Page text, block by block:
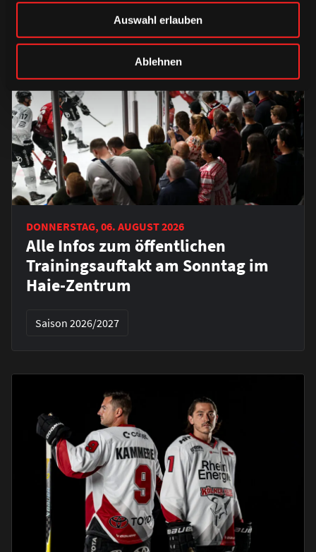
Auswahl erlauben
Ablehnen
DONNERSTAG, 06. AUGUST 2026
Alle Infos zum öffentlichen
Trainingsauftakt am Sonntag im
Haie-Zentrum
Saison 2026/2027